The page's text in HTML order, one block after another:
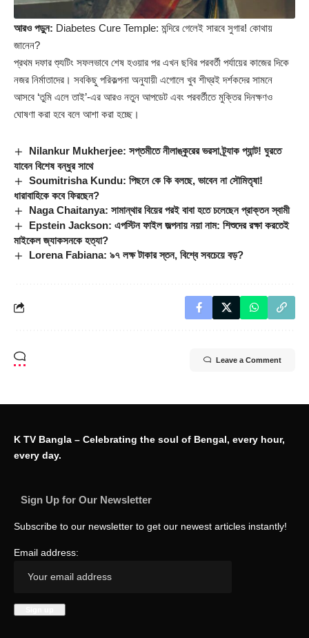
আরও পড়ুন: Diabetes Cure Temple: মন্দিরে গেলেই সারবে সুগার! কোথায়
জানেন?
প্রথম দফার শ্যুটিং সফলভাবে শেষ হওয়ার পর এখন ছবির পরবর্তী পর্যায়ের কাজের দিকে
নজর নির্মাতাদের। সবকিছু পরিকল্পনা অনুযায়ী এগোলে খুব শীঘ্রই দর্শকদের সামনে
আসবে ‘তুমি এলে তাই’-এর আরও নতুন আপডেট এবং পরবর্তীতে মুক্তির দিনক্ষণও
ঘোষণা করা হবে বলে আশা করা হচ্ছে।
Nilankur Mukherjee: সপ্তমীতে নীলাঙ্কুরের ভরসা ট্র্যাক প্যান্ট! ঘুরতে
যাবেন বিশেষ বন্ধুর সাথে
Soumitrisha Kundu: পিছনে কে কি বলছে, ভাবেন না সৌমিতৃষা!
ধারাবাহিকে কবে ফিরছেন?
Naga Chaitanya: সামান্থার বিয়ের পরই বাবা হতে চলেছেন প্রাক্তন স্বামী
Epstein Jackson: এপস্টিন ফাইল জল্পনায় নয়া নাম: শিশুদের রক্ষা করতেই
মাইকেল জ্যাকসনকে হত্যা?
Lorena Fabiana: ৯৭ লক্ষ টাকার স্তন, বিশ্বে সবচেয়ে বড়?
Leave a Comment
K TV Bangla – Celebrating the soul of Bengal, every hour,
every day.
Sign Up for Our Newsletter
Subscribe to our newsletter to get our newest articles instantly!
Email address: